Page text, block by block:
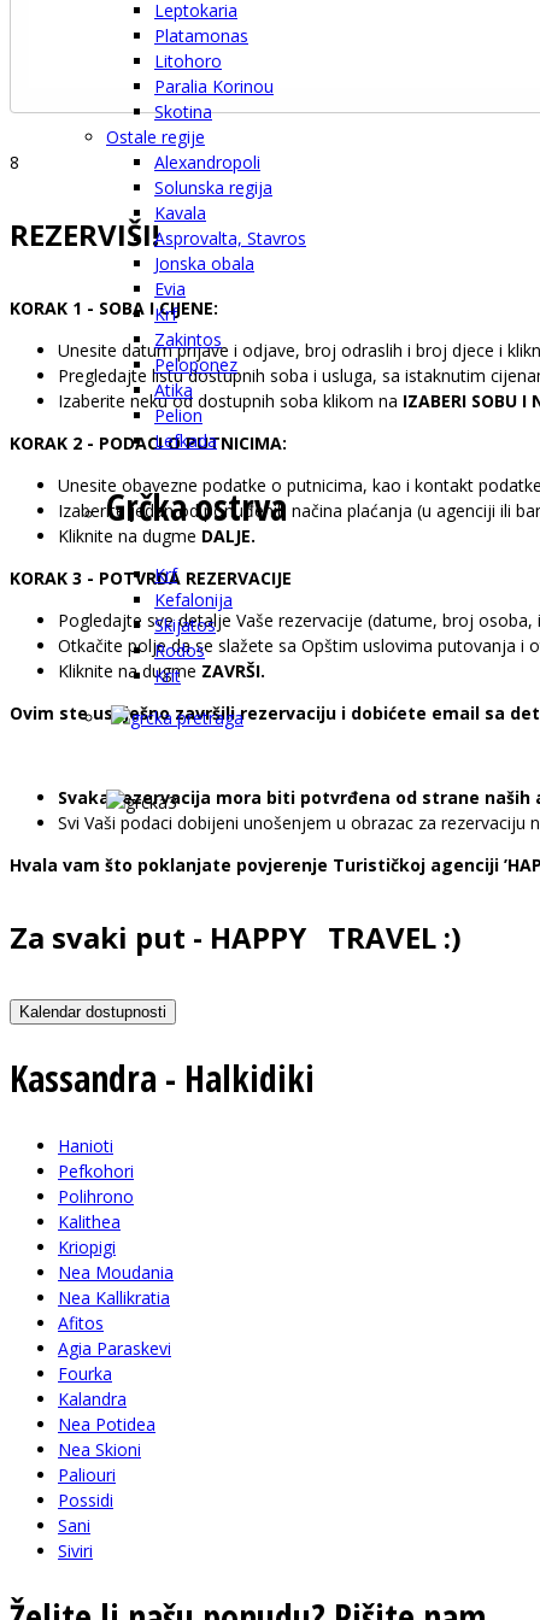
Leptokaria
Platamonas
Litohoro
Paralia Korinou
Skotina
Ostale regije
Alexandropoli
Solunska regija
Kavala
Asprovalta, Stavros
Jonska obala
Evia
Krf
Zakintos
Peloponez
Atika
Pelion
Lefkada
Grčka ostrva
Krf
Kefalonija
Skijatos
Rodos
Krit
8
REZERVIŠI!
KORAK 1 - SOBA I CIJENE:
Unesite datum prijave i odjave, broj odraslih i broj djece i
Pregledajte listu dostupnih soba i usluga, sa istaknutim
Izaberite neku od dostupnih soba klikom na IZABERI SOBU I
KORAK 2 - PODACI O PUTNICIMA:
Unesite obavezne podatke o putnicima, kao i kontakt podatke
Izaberite jedan od ponuđenih načina plaćanja (u agenciji ili
Kliknite na dugme DALJE.
KORAK 3 - POTVRDA REZERVACIJE
Pogledajte sve detalje Vaše rezervacije (datume, broj osoba,
Otkačite polje da se slažete sa Opštim uslovima putovanja i
Kliknite na dugme ZAVRŠI.
Ovim ste uspješno završili rezervaciju i dobićete email sa
Svaka rezervacija mora biti potvrđena od strane
Svi Vaši podaci dobijeni unošenjem u obrazac za
Hvala vam što poklanjate povjerenje Turističkoj agenciji
Za svaki put - HAPPY TRAVEL :)
Kalendar dostupnosti
Kassandra - Halkidiki
Hanioti
Pefkohori
Polihrono
Kalithea
Kriopigi
Nea Moudania
Nea Kallikratia
Afitos
Agia Paraskevi
Fourka
Kalandra
Nea Potidea
Nea Skioni
Paliouri
Possidi
Sani
Siviri